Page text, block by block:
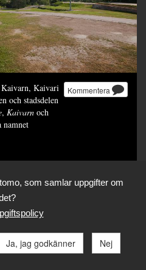
Kommentera
Kaivari
och stadsdelen
, Kaivarn och
som samlar uppgifter om
Ja, jag godkänner Nej